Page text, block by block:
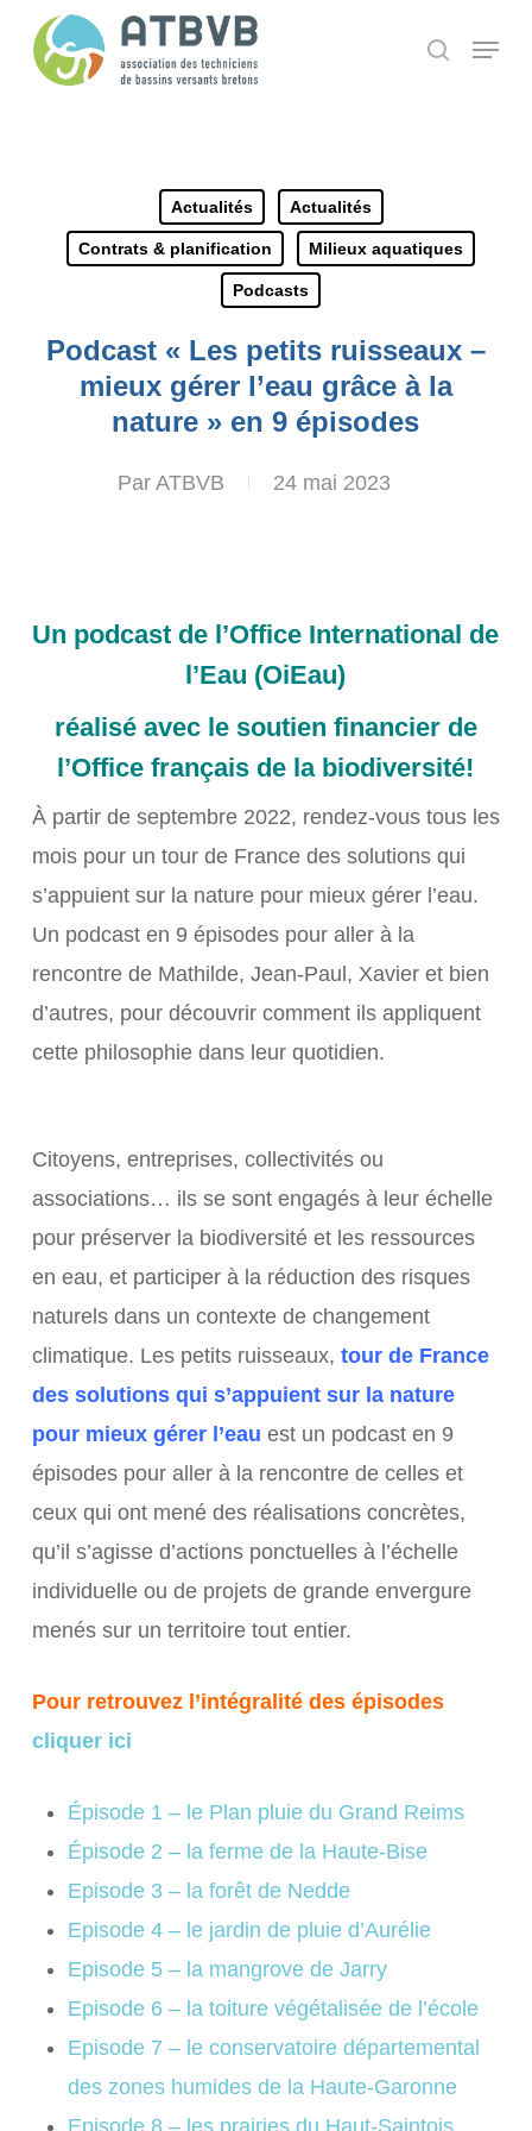
search
Menu
Actualités Actualités
Contrats & planification Milieux aquatiques
Podcasts
Podcast « Les petits ruisseaux –
mieux gérer l’eau grâce à la
nature » en 9 épisodes
Par ATBVB 24 mai 2023
Un podcast de l’Office International de
l’Eau (OiEau)
réalisé avec le soutien financier de
l’Office français de la biodiversité!
À partir de septembre 2022, rendez-vous tous les
mois pour un tour de France des solutions qui
s’appuient sur la nature pour mieux gérer l’eau.
Un podcast en 9 épisodes pour aller à la
rencontre de Mathilde, Jean-Paul, Xavier et bien
d’autres, pour découvrir comment ils appliquent
cette philosophie dans leur quotidien.
Citoyens, entreprises, collectivités ou
associations… ils se sont engagés à leur échelle
pour préserver la biodiversité et les ressources
en eau, et participer à la réduction des risques
naturels dans un contexte de changement
climatique. Les petits ruisseaux, tour de France
des solutions qui s’appuient sur la nature
pour mieux gérer l’eau est un podcast en 9
épisodes pour aller à la rencontre de celles et
ceux qui ont mené des réalisations concrètes,
qu’il s’agisse d’actions ponctuelles à l’échelle
individuelle ou de projets de grande envergure
menés sur un territoire tout entier.
Pour retrouvez l’intégralité des épisodes
cliquer ici
Épisode 1 – le Plan pluie du Grand Reims
Épisode 2 – la ferme de la Haute-Bise
Episode 3 – la forêt de Nedde
Episode 4 – le jardin de pluie d’Aurélie
Episode 5 – la mangrove de Jarry
Episode 6 – la toiture végétalisée de l’école
Episode 7 – le conservatoire départemental
des zones humides de la Haute-Garonne
Episode 8 – les prairies du Haut-Saintois
Panneau de gestion des cookies